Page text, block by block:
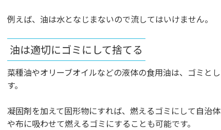
例えば、油は水となじまないので流してはいけません。
油は適切にゴミにして捨てる
菜種油やオリーブオイルなどの液体の食用油は、ゴミと
す。
凝固剤を加えて固形物にすれば、燃えるゴミにして自治
や布に吸わせて燃えるゴミにすることも可能です。